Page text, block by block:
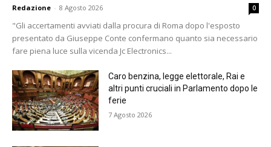
Redazione - 8 Agosto 2026 0
"Gli accertamenti avviati dalla procura di Roma dopo l'esposto
presentato da Giuseppe Conte confermano quanto sia necessario
fare piena luce sulla vicenda Jc Electronics...
Caro benzina, legge elettorale, Rai e
altri punti cruciali in Parlamento dopo le
ferie
7 Agosto 2026